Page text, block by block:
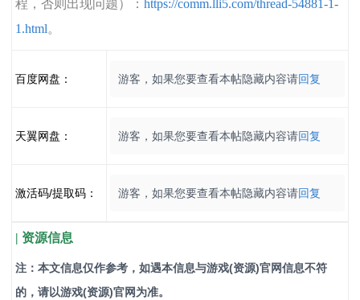
程，否则出现问题）： https://comm.lli5.com/thread-54881-1-
1.html。
百度网盘： 游客，如果您要查看本帖隐藏内容请回复
天翼网盘： 游客，如果您要查看本帖隐藏内容请回复
激活码/提取码： 游客，如果您要查看本帖隐藏内容请回复
| 资源信息
注：本文信息仅作参考，如遇本信息与游戏(资源)官网信息不符
的，请以游戏(资源)官网为准。